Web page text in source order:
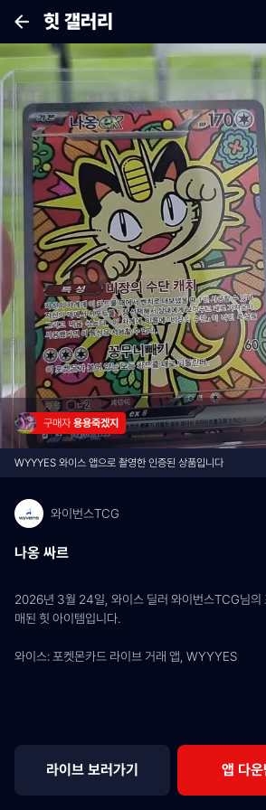
힛 갤러리
구매자 용용죽겠지
WYYYES 와이스 앱으로 촬영한 인증된 상품입니다
와이번스TCG
나옹 싸르
2026년 3월 24일, 와이스 딜러 와이번스TCG님의
매된 힛 아이템입니다.
와이스: 포켓몬카드 라이브 거래 앱, WYYYES
라이브 보러가기 앱 다운